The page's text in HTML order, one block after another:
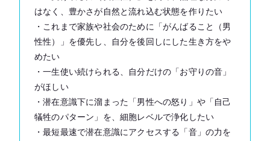
はなく、豊かさが自然と流れ込む状態を作りたい
・これまで家族や社会のために「がんばること（男
性性）」を優先し、自分を後回しにした生き方をや
めたい
・一生使い続けられる、自分だけの「お守りの音」
がほしい
・潜在意識下に溜まった「男性への怒り」や「自己
犠牲のパターン」を、細胞レベルで浄化したい
・最短最速で潜在意識にアクセスする「音」の力を